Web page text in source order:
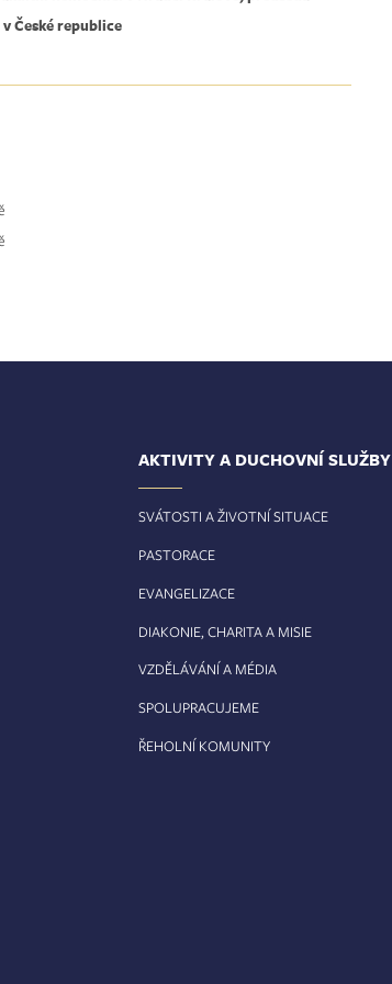
České republice
AKTIVITY A DUCHOVNÍ SLUŽBY
SVÁTOSTI A ŽIVOTNÍ SITUACE
PASTORACE
EVANGELIZACE
DIAKONIE, CHARITA A MISIE
VZDĚLÁVÁNÍ A MÉDIA
SPOLUPRACUJEME
ŘEHOLNÍ KOMUNITY